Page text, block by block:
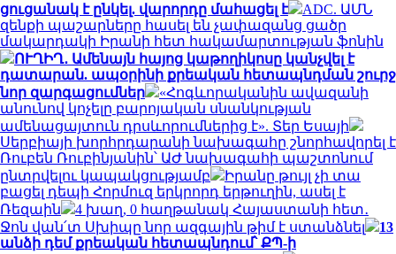
ցուցանակ է ընկել. վարորդը մահացել է
ADC. ԱՄՆ
զենքի պաշարները հասել են չափազանց ցածր
մակարդակի Իրանի հետ հակամարտության ֆոնին
ՈՒՂԻՂ․ Ամենայն հայոց կաթողիկոսը կանչվել է
դատարան. ապօրինի քրեական հետապնդման շուրջ
նոր զարգացումներ
«Հոգևորականին ավազանի
անունով կոչելը բարոյական սնանկության
ամենացայտուն դրսևորումներից է». Տեր Եսայի
Սերբիայի խորհրդարանի նախագահը շնորհավորել է
Ռուբեն Ռուբինյանին՝ ԱԺ նախագահի պաշտոնում
ընտրվելու կապակցությամբ
Իրանը թույլ չի տա
բացել դեպի Հորմուզ երկրորդ երթուղին, ասել է
Ռեզաին
4 խաղ, 0 հաղթանակ Հայաստանի հետ․
Ջոն վան՛տ Սխիպը նոր ազգային թիմ է ստանձնել
13
անձի դեմ քրեական հետապնդում՝ ՔՊ-ի